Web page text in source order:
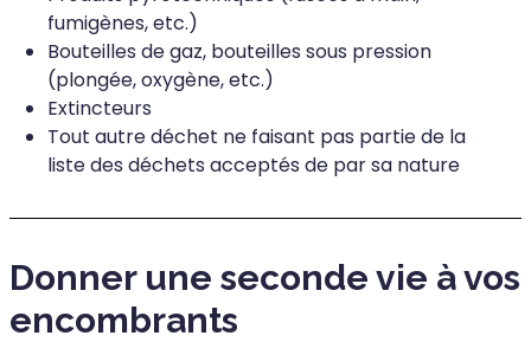
fumigènes, etc.)
Bouteilles de gaz, bouteilles sous pression
(plongée, oxygène, etc.)
Extincteurs
Tout autre déchet ne faisant pas partie de la
liste des déchets acceptés de par sa nature
Donner une seconde vie à vos
encombrants